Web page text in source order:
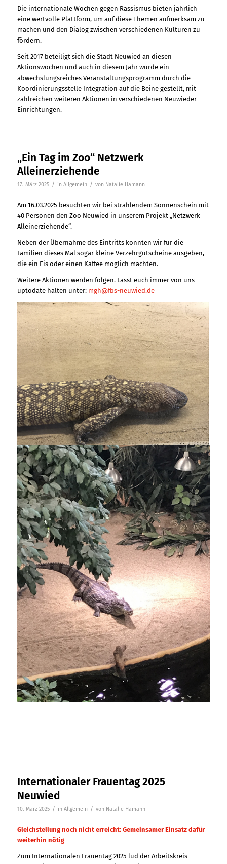
Die internationale Wochen gegen Rassismus bieten jährlich
eine wertvolle Plattform, um auf diese Themen aufmerksam zu
machen und den Dialog zwischen verschiedenen Kulturen zu
fördern.
Seit 2017 beteiligt sich die Stadt Neuwied an diesen
Aktionswochen und auch in diesem Jahr wurde ein
abwechslungsreiches Veranstaltungsprogramm durch die
Koordinierungsstelle Integration auf die Beine gestellt, mit
zahlreichen weiteren Aktionen in verschiedenen Neuwieder
Einrichtungen.
„Ein Tag im Zoo“ Netzwerk
Alleinerziehende
17. März 2025 / in Allgemein / von Natalie Hamann
Am 16.03.2025 besuchten wir bei strahlendem Sonnenschein mit
40 Personen den Zoo Neuwied in unserem Projekt „Netzwerk
Alleinerziehende“.
Neben der Übernahme des Eintritts konnten wir für die
Familien dieses Mal sogar kleine Verzehrgutscheine ausgeben,
die ein Eis oder einen Kaffee möglich machten.
Weitere Aktionen werden folgen. Lasst euch immer von uns
uptodate halten unter: mgh@fbs-neuwied.de
Internationaler Frauentag 2025
Neuwied
10. März 2025 / in Allgemein / von Natalie Hamann
Gleichstellung noch nicht erreicht: Gemeinsamer Einsatz dafür
weiterhin nötig
Zum Internationalen Frauentag 2025 lud der Arbeitskreis